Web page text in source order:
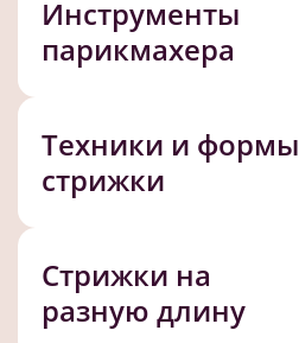
Инструменты
парикмахера
Техники и формы
стрижки
Стрижки на
разную длину